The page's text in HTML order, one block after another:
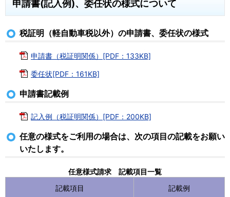
申請書(記入例)、委任状の様式について
税証明（軽自動車税以外）の申請書、委任状の様式
申請書（税証明関係）[PDF：133KB]
委任状[PDF：161KB]
申請書記載例
記入例（税証明関係）[PDF：200KB]
任意の様式をご利用の場合は、次の項目の記載をお願い
いたします。
任意様式請求 記載項目一覧
記載項目
記載例